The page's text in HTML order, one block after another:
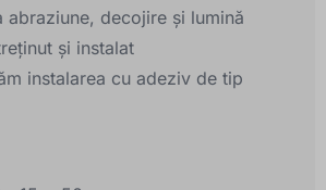
abraziune, decojire și lumină
și instalat
instalarea cu adeziv de tip